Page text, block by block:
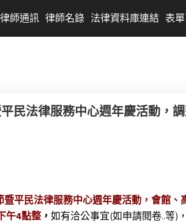
律師通訊 律師名錄 法律資料庫連結 表
民法律服務中心週年慶活動，
暨平民法律服務中心週年慶活動， 會館、
午4點整 ， 如有洽公事宜(如申請閱卷..等)